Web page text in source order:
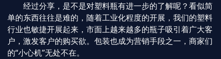
经过分享，是不是对塑料瓶有进一步的了解呢？看似简
单的东西往往是难的，随着工业化程度的开展，我们的塑料
行业也敏捷开展起来，市面上越来越多的瓶子吸引着广大客
户，激发客户的购买欲。包装也成为营销手段之一，商家们
的“小心机”无处不在。